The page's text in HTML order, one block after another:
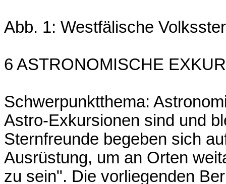
Abb. 1: Westfälische
6 ASTRONOMISCHE
Schwerpunktthema:
Astro-Exkursionen sind und
Sternfreunde begeben sich
Ausrüstung, um an Orten
zu sein". Die vorliegenden